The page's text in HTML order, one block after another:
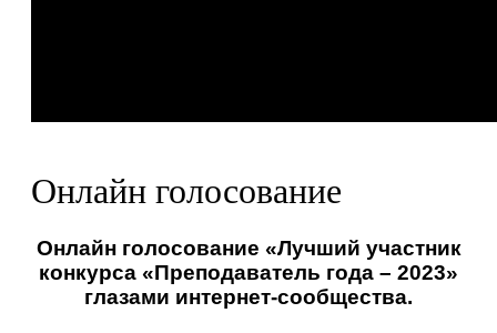
Онлайн голосование
Онлайн голосование «Лучший участник
конкурса «Преподаватель года – 2023»
глазами интернет-сообщества.